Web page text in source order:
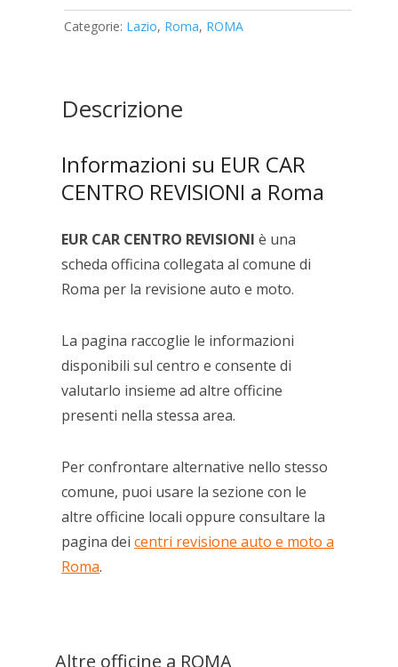
CENTRO
REVISIONI
Categorie: Lazio, Roma, ROMA
Descrizione
Informazioni su EUR CAR
CENTRO REVISIONI a Roma
EUR CAR CENTRO REVISIONI è una
scheda officina collegata al comune di
Roma per la revisione auto e moto.
La pagina raccoglie le informazioni
disponibili sul centro e consente di
valutarlo insieme ad altre officine
presenti nella stessa area.
Per confrontare alternative nello stesso
comune, puoi usare la sezione con le
altre officine locali oppure consultare la
pagina deicentri revisione auto e moto a
Roma.
Altre officine a ROMA